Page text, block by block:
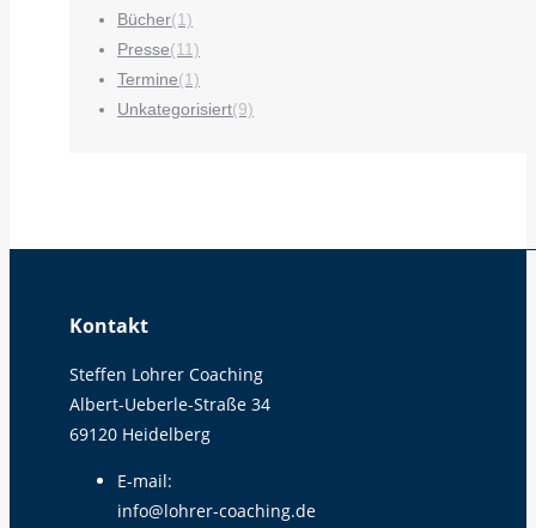
Bücher(1)
Presse(11)
Termine(1)
Unkategorisiert(9)
Kontakt
Steffen Lohrer Coaching
Albert-Ueberle-Straße 34
69120 Heidelberg
E-mail:
info@lohrer-coaching.de